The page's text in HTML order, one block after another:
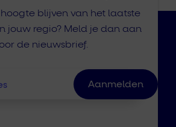
blijven van het laatste
jouw regio? Meld je dan aan
de nieuwsbrief.